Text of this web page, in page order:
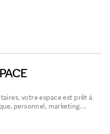
votre espace est prêt à
personnel, marketing...